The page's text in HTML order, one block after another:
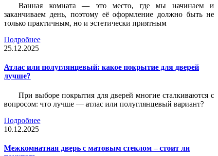
Ванная комната — это место, где мы начинаем и
заканчиваем день, поэтому её оформление должно быть не
только практичным, но и эстетически приятным
Подробнее
25.12.2025
Атлас или полуглянцевый: какое покрытие для дверей
лучше?
При выборе покрытия для дверей многие сталкиваются с
вопросом: что лучше — атлас или полуглянцевый вариант?
Подробнее
10.12.2025
Межкомнатная дверь с матовым стеклом – стоит ли